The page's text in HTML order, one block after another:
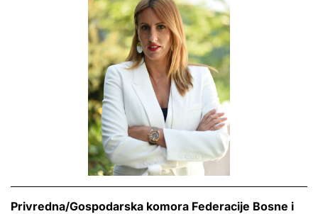
Privredna/Gospodarska komora Federacije Bosne i